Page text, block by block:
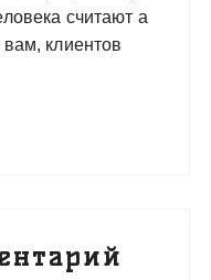
считают а
клиентов